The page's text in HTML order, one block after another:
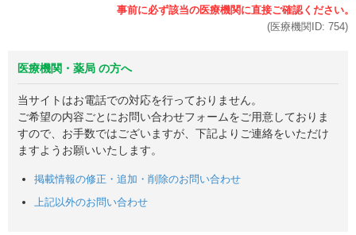
(医療機関ID: 754)
医療機関・薬局 の方へ
当サイトはお電話での対応を行っておりません。
ご希望の内容ごとにお問い合わせフォームをご用意しておりま
すので、お手数ではございますが、下記よりご連絡をいただけ
ますようお願いいたします。
掲載情報の修正・追加・削除のお問い合わせ
上記以外のお問い合わせ